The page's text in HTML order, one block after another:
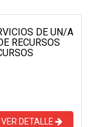
DE UN/A
RECURSOS
VER DETALLE